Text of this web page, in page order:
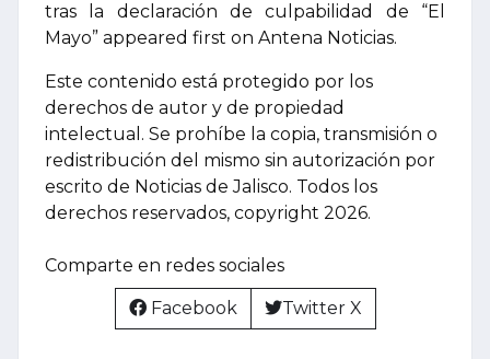
tras la declaración de culpabilidad de “El
Mayo” appeared first on Antena Noticias.
Este contenido está protegido por los
derechos de autor y de propiedad
intelectual. Se prohíbe la copia, transmisión o
redistribución del mismo sin autorización por
escrito de Noticias de Jalisco. Todos los
derechos reservados, copyright 2026.
Comparte en redes sociales
Facebook Twitter X